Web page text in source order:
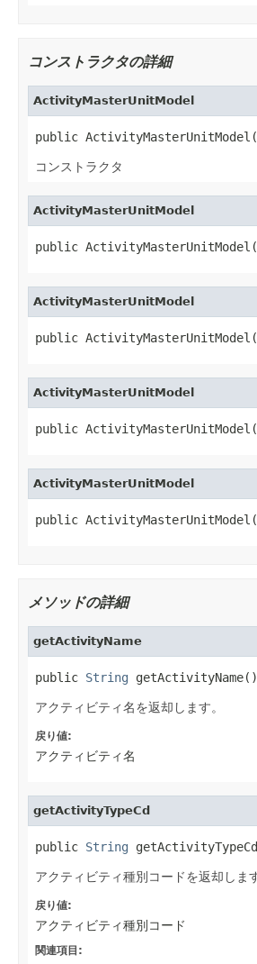
コンストラクタの詳細
ActivityMasterUnitModel
public
コンストラクタ
ActivityMasterUnitModel
public ActivityMasterUnitModel(
ActivityMasterUnitModel
public ActivityMasterUnitModel(
ActivityMasterUnitModel
public ActivityMasterUnitModel(
ActivityMasterUnitModel
public ActivityMasterUnitModel(
メソッドの詳細
getActivityName
public String getActivityName()
アクティビティ名を返却します。
戻り値:
アクティビティ名
getActivityTypeCd
public String
アクティビティ種別コードを返却しま
戻り値:
アクティビティ種別コード
関連項目: